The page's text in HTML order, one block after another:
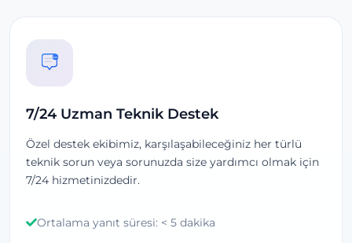
7/24 Uzman Teknik Destek
Özel destek ekibimiz, karşılaşabileceğiniz her türlü
teknik sorun veya sorunuzda size yardımcı olmak için
7/24 hizmetinizdedir.
Ortalama yanıt süresi: < 5 dakika